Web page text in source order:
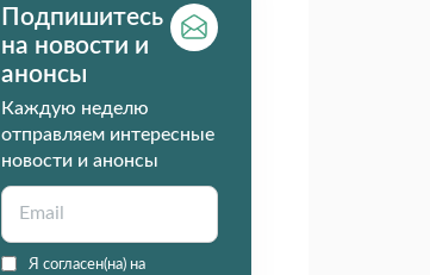
Подпишитесь
на новости и
анонсы
Каждую неделю
отправляем интересные
новости и анонсы
Я согласен(на) на